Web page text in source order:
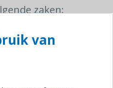
zaken:
step in orde is en
alvorens je de
step uit en
van